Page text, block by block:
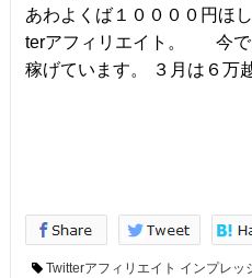
あわよくば１００００円ほ
terアフィリエイト。 今で
稼げています。 ３月は６万
Twitterアフィリエイト インプレッ